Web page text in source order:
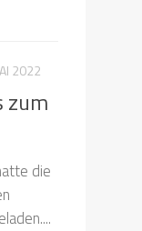
2022
zum
die